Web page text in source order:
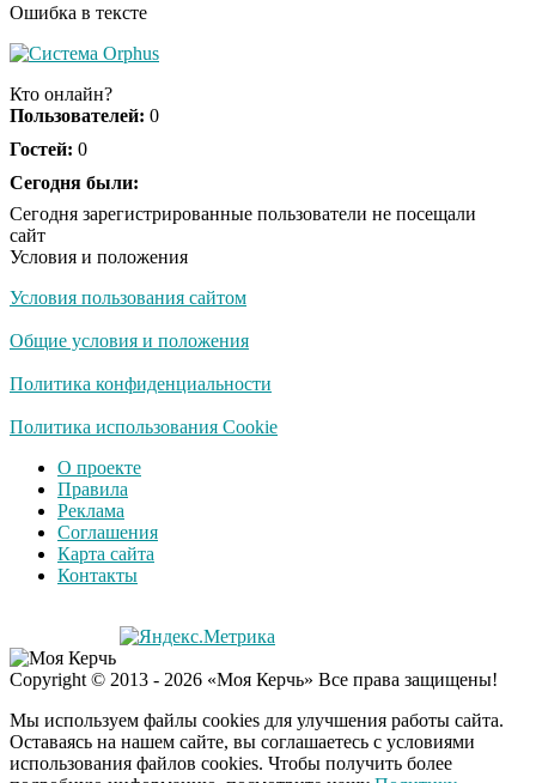
Ролик из Омска: вы
Королева вагона
оставит равнодушным
Ошибка в тексте
Кто онлайн?
Пользователей: 0
Гостей: 0
Сегодня были:
Сегодня зарегистрированные пользователи не посещали
сайт
Условия и положения
Условия пользования сайтом
Общие условия и положения
Политика конфиденциальности
Политика использования Cookie
О проекте
Правила
Реклама
Соглашения
Карта сайта
Контакты
Copyright © 2013 - 2026 «Моя Керчь» Все права защищены!
Мы используем файлы cookies для улучшения работы сайта.
Оставаясь на нашем сайте, вы соглашаетесь с условиями
использования файлов cookies. Чтобы получить более